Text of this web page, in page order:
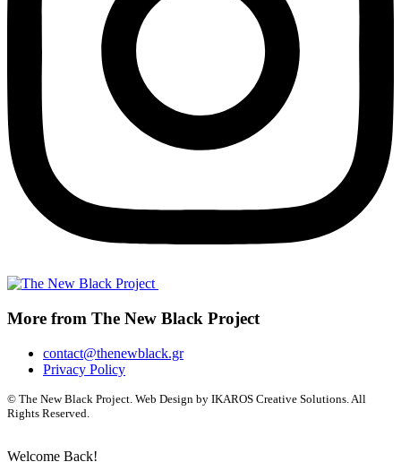
More from The New Black Project
contact@thenewblack.gr
Privacy Policy
© The New Black Project. Web Design by IKAROS Creative Solutions. All
Rights Reserved.
Welcome Back!